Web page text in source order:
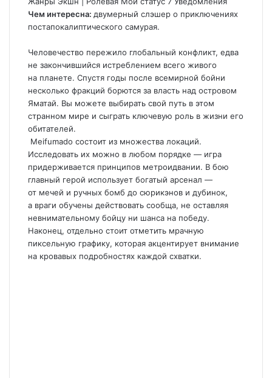
Чем интересна: двумерный слэшер о приключениях
постапокалиптического самурая.
Человечество пережило глобальный конфликт, едва
не закончившийся истреблением всего живого
на планете. Спустя годы после всемирной бойни
несколько фракций борются за власть над островом
Яматай. Вы можете выбирать свой путь в этом
странном мире и сыграть ключевую роль в жизни его
обитателей.
Meifumado состоит из множества локаций.
Исследовать их можно в любом порядке — игра
придерживается принципов метроидвании. В бою
главный герой использует богатый арсенал —
от мечей и ручных бомб до сюрикэнов и дубинок,
а враги обучены действовать сообща, не оставляя
невнимательному бойцу ни шанса на победу.
Наконец, отдельно стоит отметить мрачную
пиксельную графику, которая акцентирует внимание
на кровавых подробностях каждой схватки.